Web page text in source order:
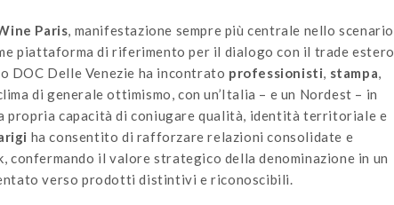
Paris, manifestazione sempre più centrale nello scenario
piattaforma di riferimento per il dialogo con il trade estero
DOC Delle Venezie ha incontrato professionisti, stampa,
di generale ottimismo, con un’Italia – e un Nordest – in
propria capacità di coniugare qualità, identità territoriale e
ha consentito di rafforzare relazioni consolidate e
confermando il valore strategico della denominazione in un
verso prodotti distintivi e riconoscibili.